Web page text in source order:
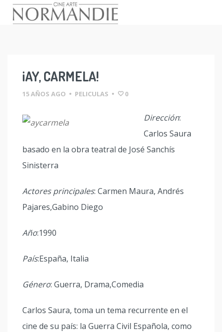
¡AY, CARMELA!
15 AÑOS AGO • PELICULAS • 0
Dirección:
Carlos Saura
basado en la obra teatral de José Sanchís
Sinisterra
Actores principales: Carmen Maura, Andrés
Pajares,Gabino Diego
Año:1990
País:España, Italia
Género: Guerra, Drama,Comedia
Carlos Saura, toma un tema recurrente en el
cine de su país: la Guerra Civil Española, como